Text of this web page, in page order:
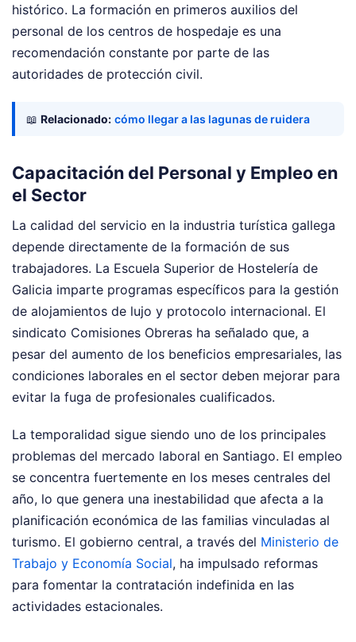
histórico. La formación en primeros auxilios del
personal de los centros de hospedaje es una
recomendación constante por parte de las
autoridades de protección civil.
📖 Relacionado: cómo llegar a las lagunas de ruidera
Capacitación del Personal y Empleo en
el Sector
La calidad del servicio en la industria turística gallega
depende directamente de la formación de sus
trabajadores. La Escuela Superior de Hostelería de
Galicia imparte programas específicos para la gestión
de alojamientos de lujo y protocolo internacional. El
sindicato Comisiones Obreras ha señalado que, a
pesar del aumento de los beneficios empresariales, las
condiciones laborales en el sector deben mejorar para
evitar la fuga de profesionales cualificados.
La temporalidad sigue siendo uno de los principales
problemas del mercado laboral en Santiago. El empleo
se concentra fuertemente en los meses centrales del
año, lo que genera una inestabilidad que afecta a la
planificación económica de las familias vinculadas al
turismo. El gobierno central, a través del Ministerio de
Trabajo y Economía Social, ha impulsado reformas
para fomentar la contratación indefinida en las
actividades estacionales.